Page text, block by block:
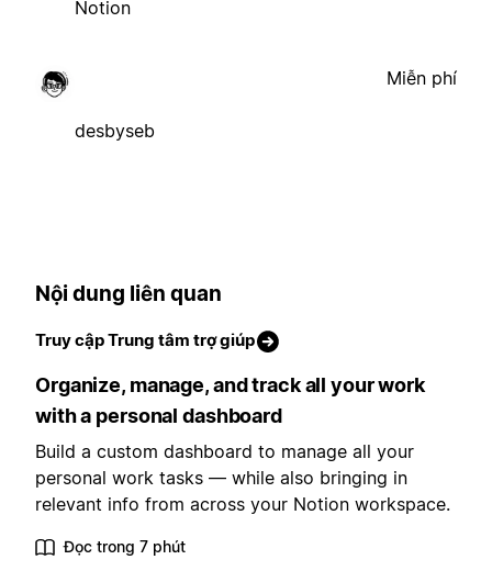
Notion
desbyseb
Miễn phí
Nội dung liên quan
Truy cập Trung tâm trợ giúp
Organize, manage, and track all your work
with a personal dashboard
Build a custom dashboard to manage all your
personal work tasks — while also bringing in
relevant info from across your Notion workspace.
Đọc trong 7 phút